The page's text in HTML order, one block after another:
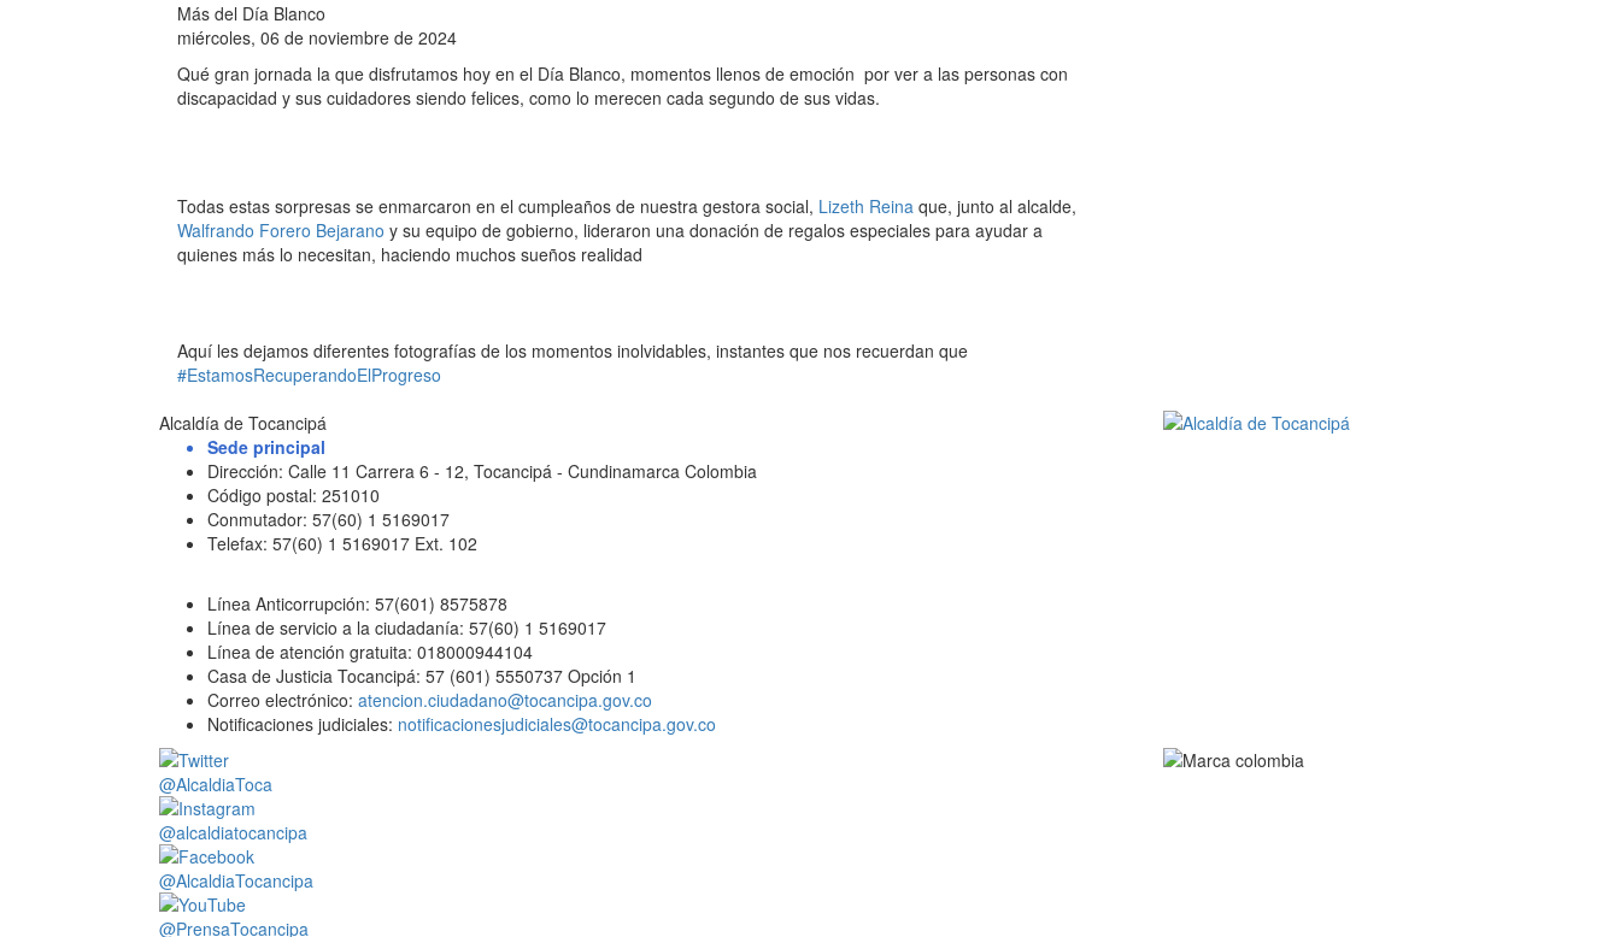
Más del Día Blanco
miércoles, 06 de noviembre de 2024
Qué gran jornada la que disfrutamos hoy en el Día Blanco, momentos llenos de emoción por ver a las personas con
discapacidad y sus cuidadores siendo felices, como lo merecen cada segundo de sus vidas.
Todas estas sorpresas se enmarcaron en el cumpleaños de nuestra gestora social, Lizeth Reina que, junto al alcalde,
Walfrando Forero Bejarano y su equipo de gobierno, lideraron una donación de regalos especiales para ayudar a
quienes más lo necesitan, haciendo muchos sueños realidad
Aquí les dejamos diferentes fotografías de los momentos inolvidables, instantes que nos recuerdan que
#EstamosRecuperandoElProgreso
Alcaldía de Tocancipá
Sede principal
Dirección: Calle 11 Carrera 6 - 12, Tocancipá - Cundinamarca Colombia
Código postal: 251010
Conmutador: 57(60) 1 5169017
Telefax: 57(60) 1 5169017 Ext. 102
Línea Anticorrupción: 57(601) 8575878
Línea de servicio a la ciudadanía: 57(60) 1 5169017
Línea de atención gratuita: 018000944104
Casa de Justicia Tocancipá: 57 (601) 5550737 Opción 1
Correo electrónico: atencion.ciudadano@tocancipa.gov.co
Notificaciones judiciales: notificacionesjudiciales@tocancipa.gov.co
@AlcaldiaToca
@alcaldiatocancipa
@AlcaldiaTocancipa
@PrensaTocancipa